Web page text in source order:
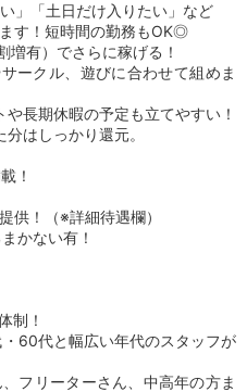
」「土日だけ入りたい」など
す！短時間の勤務もOK◎
有）でさらに稼げる！
ークル、遊びに合わせて組めま
長期休暇の予定も立てやすい！
はしっかり還元。
！
供！（※詳細待遇欄）
かない有！
制！
60代と幅広い年代のスタッフが
フリーターさん、中高年の方ま